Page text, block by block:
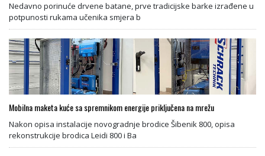
Nedavno porinuće drvene batane, prve tradicijske barke izrađene u
potpunosti rukama učenika smjera b
Mobilna maketa kuće sa spremnikom energije priključena na mrežu
Nakon opisa instalacije novogradnje brodice Šibenik 800, opisa
rekonstrukcije brodica Leidi 800 i Ba